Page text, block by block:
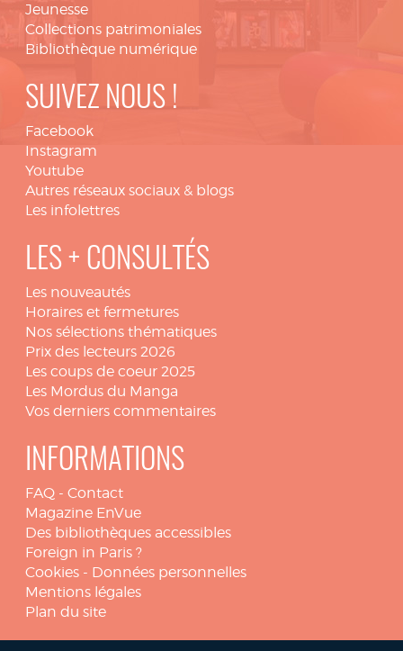
Jeunesse
Collections patrimoniales
Bibliothèque numérique
SUIVEZ NOUS !
Facebook
Instagram
Youtube
Autres réseaux sociaux & blogs
Les infolettres
LES + CONSULTÉS
Les nouveautés
Horaires et fermetures
Nos sélections thématiques
Prix des lecteurs 2026
Les coups de coeur 2025
Les Mordus du Manga
Vos derniers commentaires
INFORMATIONS
FAQ - Contact
Magazine EnVue
Des bibliothèques accessibles
Foreign in Paris ?
Cookies - Données personnelles
Mentions légales
Plan du site